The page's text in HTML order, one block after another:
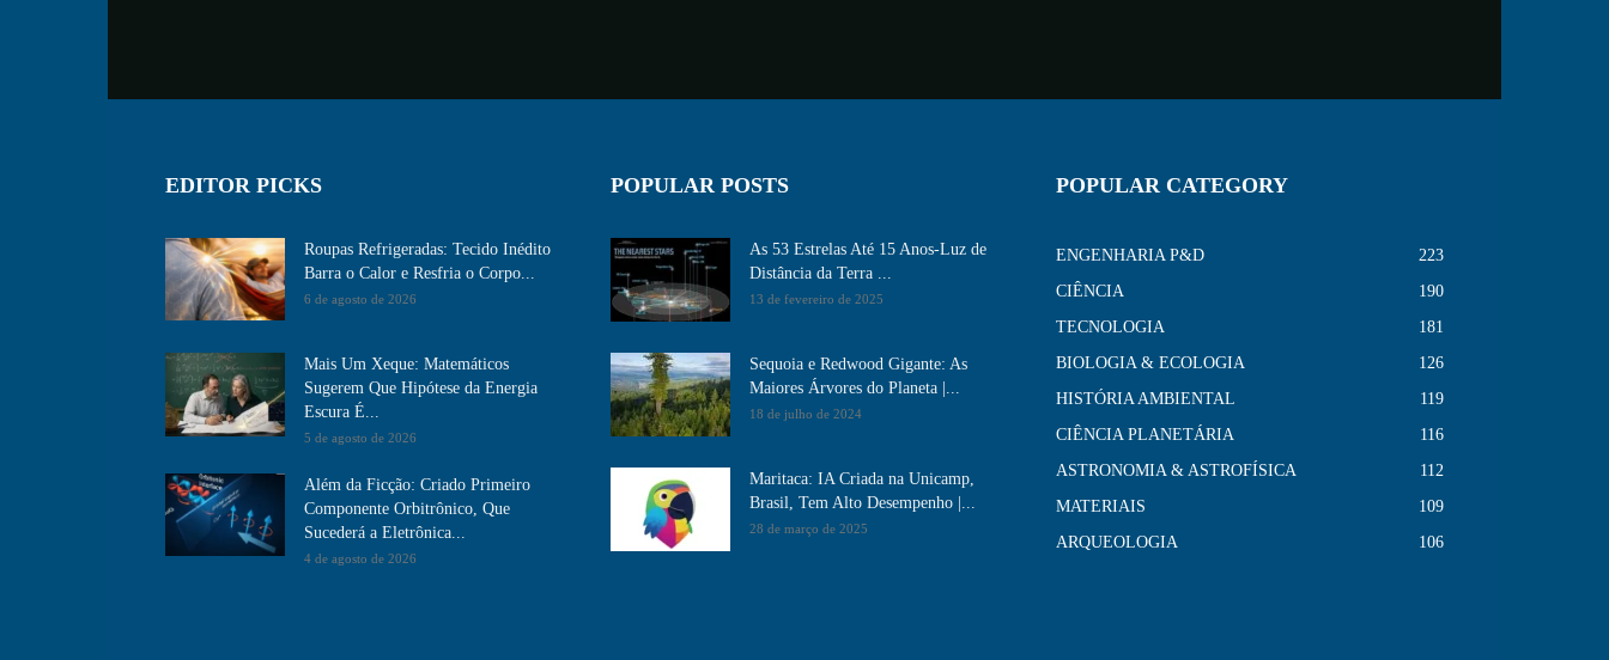
EDITOR PICKS
Roupas Refrigeradas: Tecido Inédito
Barra o Calor e Resfria o Corpo...
6 de agosto de 2026
Mais Um Xeque: Matemáticos
Sugerem Que Hipótese da Energia
Escura É...
5 de agosto de 2026
Além da Ficção: Criado Primeiro
Componente Orbitrônico, Que
Sucederá a Eletrônica...
4 de agosto de 2026
POPULAR POSTS
As 53 Estrelas Até 15 Anos-Luz de
Distância da Terra ...
13 de fevereiro de 2025
Sequoia e Redwood Gigante: As
Maiores Árvores do Planeta |...
18 de julho de 2024
Maritaca: IA Criada na Unicamp,
Brasil, Tem Alto Desempenho​ |...
28 de março de 2025
POPULAR CATEGORY
ENGENHARIA P&D
223
CIÊNCIA
190
TECNOLOGIA
181
BIOLOGIA & ECOLOGIA
126
HISTÓRIA AMBIENTAL
119
CIÊNCIA PLANETÁRIA
116
ASTRONOMIA & ASTROFÍSICA
112
MATERIAIS
109
ARQUEOLOGIA
106